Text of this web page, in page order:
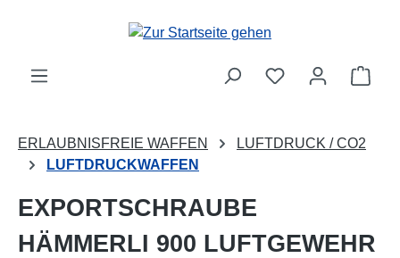
Zum Hauptinhalt springen
ERLAUBNISFREIE WAFFEN
LUFTDRUCK / CO2
LUFTDRUCKWAFFEN
EXPORTSCHRAUBE
HÄMMERLI 900 LUFTGEWEHR